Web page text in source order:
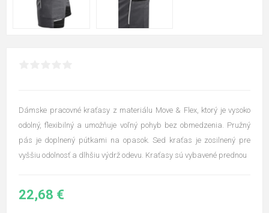
Dámske pracovné kraťasy z materiálu Move & Flex, ktorý je vysoko
odolný, flexibilný a umožňuje voľný pohyb bez obmedzenia. Pružný
pás je doplnený pútkami na opasok. Sed kraťas je zosilnený pre
vyššiu odolnosť a dlhšiu výdrž odevu. Kraťasy sú vybavené prednou
22,68 €